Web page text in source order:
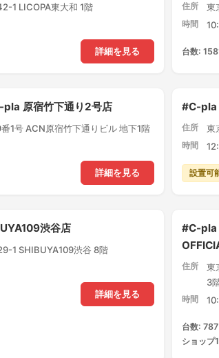
1 LICOPA東大和 1階
詳細を見る
住所 東
時間
台数:
原宿竹下通り2号店
1号 ACN原宿竹下通りビル 地下1階
詳細を見る
#C-pla
住所 東
時間
設置可
渋谷店
1 SHIBUYA109渋谷 8階
詳細を見る
#C-pla
住所
東
3
時間
台数:
ショップ